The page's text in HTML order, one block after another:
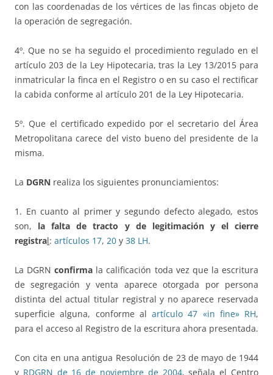
con las coordenadas de los vértices de las fincas objeto de
la operación de segregación.
4º. Que no se ha seguido el procedimiento regulado en el
artículo 203 de la Ley Hipotecaria, tras la Ley 13/2015 para
inmatricular la finca en el Registro o en su caso el rectificar
la cabida conforme al artículo 201 de la Ley Hipotecaria.
5º. Que el certificado expedido por el secretario del Área
Metropolitana carece del visto bueno del presidente de la
misma.
La DGRN realiza los siguientes pronunciamientos:
1. En cuanto al primer y segundo defecto alegado, estos
son, la falta de tracto y de legitimación y el cierre
registral: artículos 17, 20 y 38 LH.
La DGRNconfirma la calificación toda vez que la escritura
de segregación y venta aparece otorgada por persona
distinta del actual titular registral y no aparece reservada
superficie alguna, conforme al artículo 47 «in fine» RH,
para el acceso al Registro de la escritura ahora presentada.
Con cita en una antigua Resolución de 23 de mayo de 1944
y RDGRN de 16 de noviembre de 2004, señala el Centro